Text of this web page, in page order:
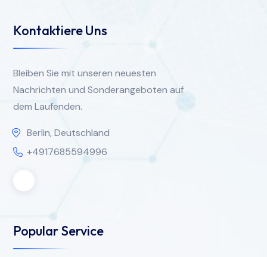
Kontaktiere Uns
Bleiben Sie mit unseren neuesten
Nachrichten und Sonderangeboten auf
dem Laufenden.
Berlin, Deutschland
+4917685594996
Popular Service